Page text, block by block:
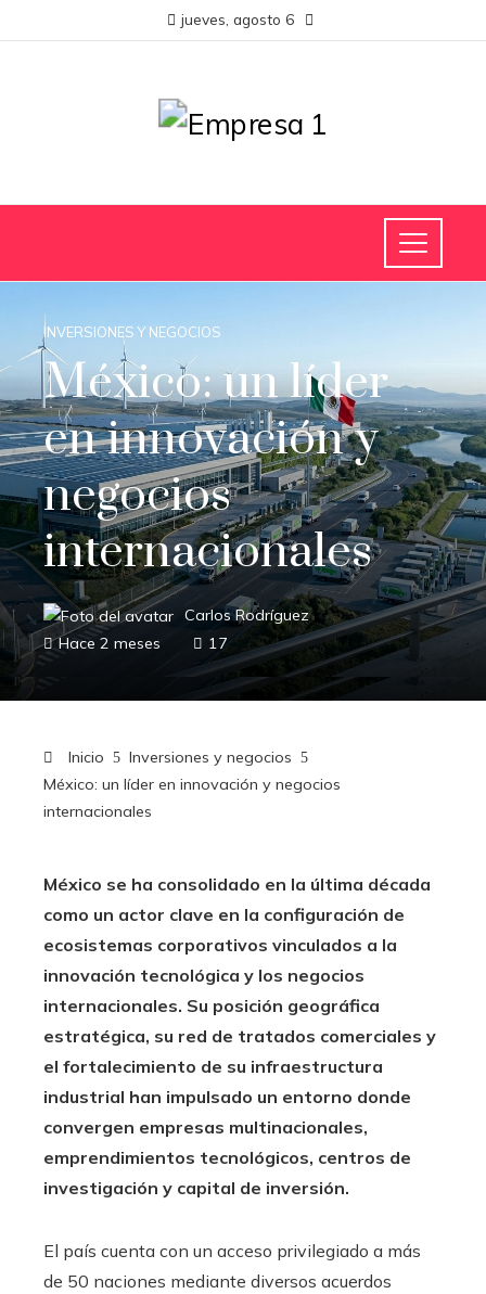
jueves, agosto 6
INVERSIONES Y NEGOCIOS
México: un líder
en innovación y
negocios
internacionales
Carlos Rodríguez
Hace 2 meses
17
Inicio
Inversiones y negocios
México: un líder en innovación y negocios
internacionales
México se ha consolidado en la última década
como un actor clave en la configuración de
ecosistemas corporativos vinculados a la
innovación tecnológica y los negocios
internacionales. Su posición geográfica
estratégica, su red de tratados comerciales y
el fortalecimiento de su infraestructura
industrial han impulsado un entorno donde
convergen empresas multinacionales,
emprendimientos tecnológicos, centros de
investigación y capital de inversión.
El país cuenta con un acceso privilegiado a más
de 50 naciones mediante diversos acuerdos